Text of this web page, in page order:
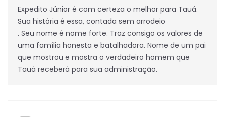
Expedito Júnior é com certeza o melhor para Tauá.
Sua história é essa, contada sem arrodeio
. Seu nome é nome forte. Traz consigo os valores de
uma família honesta e batalhadora. Nome de um pai
que mostrou e mostra o verdadeiro homem que
Tauá receberá para sua administração.